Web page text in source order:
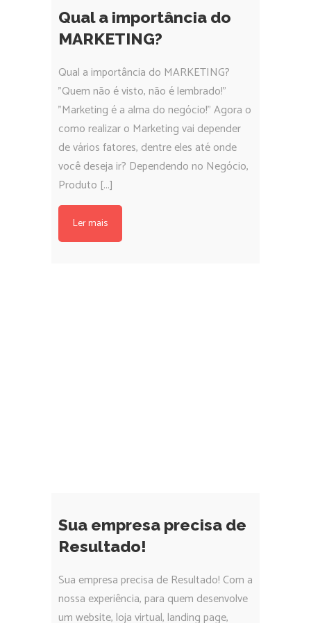
Qual a importância do
MARKETING?
Qual a importância do MARKETING?
"Quem não é visto, não é lembrado!"
"Marketing é a alma do negócio!" Agora o
como realizar o Marketing vai depender
de vários fatores, dentre eles até onde
você deseja ir? Dependendo no Negócio,
Produto [...]
Ler mais
Sua empresa precisa de
Resultado!
Sua empresa precisa de Resultado! Com a
nossa experiência, para quem desenvolve
um website, loja virtual, landing page,